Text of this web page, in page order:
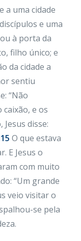
a uma cidade
e uma
à porta da
filho único; e
da cidade a
sentiu
“Não
e os
disse:
15 O que estava
E Jesus o
com muito
“Um grande
veio visitar o
se pela